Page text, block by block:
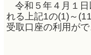
令和５年４月１
れる上記1の(1)～
受取口座の利用がで